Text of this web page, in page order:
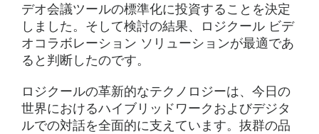
デオ会議ツールの標準化に投資することを決定
しました。そして検討の結果、ロジクール ビデ
オコラボレーション ソリューションが最適であ
ると判断したのです。
ロジクールの革新的なテクノロジーは、今日の
世界におけるハイブリッドワークおよびデジタ
ルでの対話を全面的に支えています。抜群の品